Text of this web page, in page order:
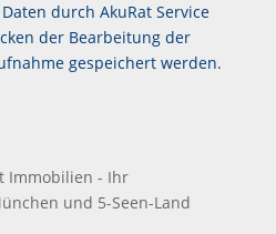
durch AkuRat Service
der Bearbeitung der
gespeichert werden.